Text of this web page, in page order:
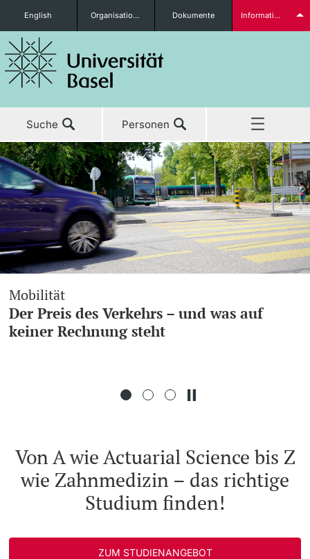
Studieninteressierte
weitere Informationen
Studierende
weitere Informationen
Fördernde & Alumni
English Organisationseinheiten Dokumente Informationen für...
Suche Personen
Aktuell
Studium
Forschung
Lehre
Weiterbildung
Home
– und was auf
Blutmarker gibt
schleichendes
Von A wie Actuarial Science bis Z
wie Zahnmedizin – das richtige
Studium finden!
ZUM STUDIENANGEBOT